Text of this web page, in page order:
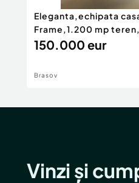
Eleganta,echipata
Frame,1.200 mp
Pia
150.000 eur
Brasov
Vinzi și